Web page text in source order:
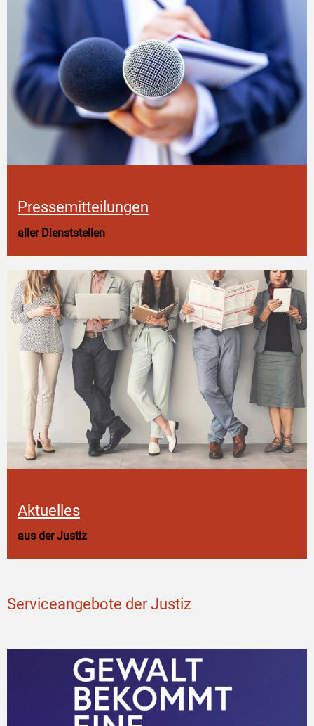
Pressemitteilungen
aller Dienststellen
Aktuelles
aus der Justiz
Serviceangebote der Justiz